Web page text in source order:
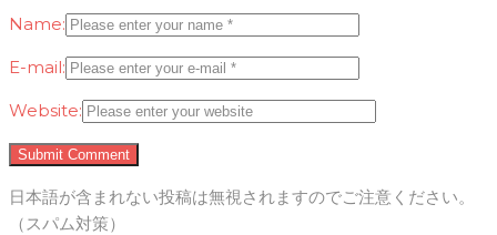
Name:
E-mail:
Website:
日本語が含まれない投稿は無視されますのでご注意ください。
（スパム対策）